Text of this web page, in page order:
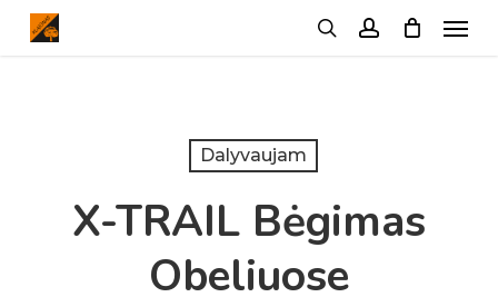
Skip
Menu
Dalyvaujam
X-TRAIL Bėgimas
Obeliuose